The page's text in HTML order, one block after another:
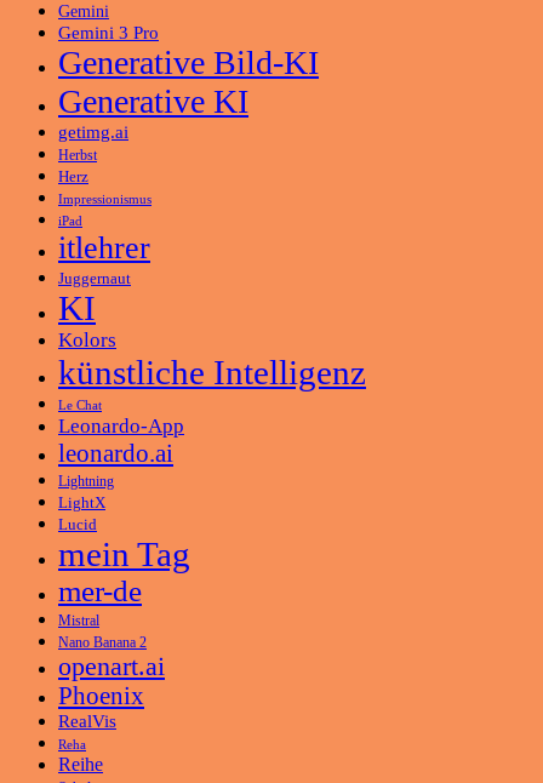
Gemini
Gemini 3 Pro
Generative Bild-KI
Generative KI
getimg.ai
Herbst
Herz
Impressionismus
iPad
itlehrer
Juggernaut
KI
Kolors
künstliche Intelligenz
Le Chat
Leonardo-App
leonardo.ai
Lightning
LightX
Lucid
mein Tag
mer-de
Mistral
Nano Banana 2
openart.ai
Phoenix
RealVis
Reha
Reihe